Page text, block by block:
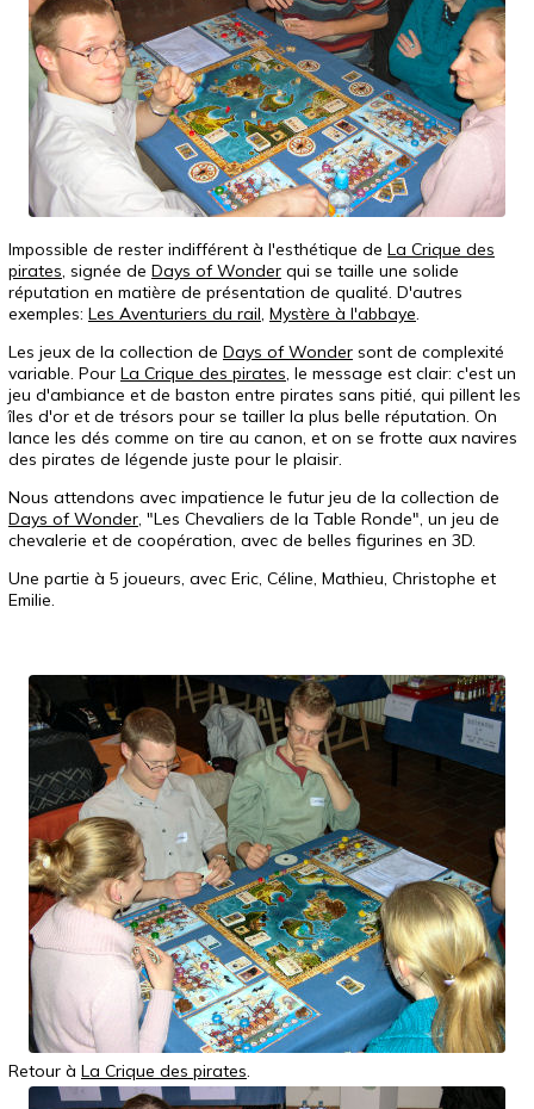
Impossible de rester indifférent à l'esthétique de La Crique des
pirates, signée de Days of Wonder qui se taille une solide
réputation en matière de présentation de qualité. D'autres
exemples: Les Aventuriers du rail, Mystère à l'abbaye.
Les jeux de la collection de Days of Wonder sont de complexité
variable. Pour La Crique des pirates, le message est clair: c'est un
jeu d'ambiance et de baston entre pirates sans pitié, qui pillent les
îles d'or et de trésors pour se tailler la plus belle réputation. On
lance les dés comme on tire au canon, et on se frotte aux navires
des pirates de légende juste pour le plaisir.
Nous attendons avec impatience le futur jeu de la collection de
Days of Wonder, "Les Chevaliers de la Table Ronde", un jeu de
chevalerie et de coopération, avec de belles figurines en 3D.
Une partie à 5 joueurs, avec Eric, Céline, Mathieu, Christophe et
Emilie.
Retour à La Crique des pirates.